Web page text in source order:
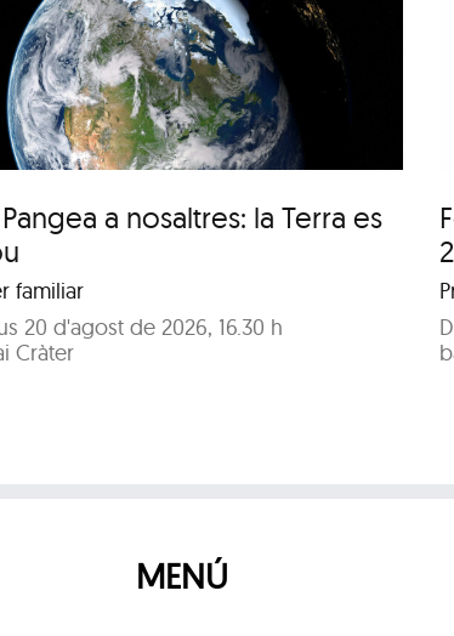
a nosaltres: la Terra es
familiar
20 d'agost de 2026, 16.30 h
Cràter
Festa Major del barri
de Pequín 2026
MENÚ